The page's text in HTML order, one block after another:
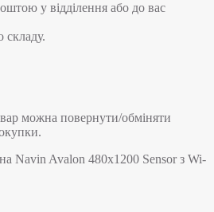
у відділення або до вас
складу.
можна повернути/обміняти
Navin Avalon 480х1200 Sensor з Wi-